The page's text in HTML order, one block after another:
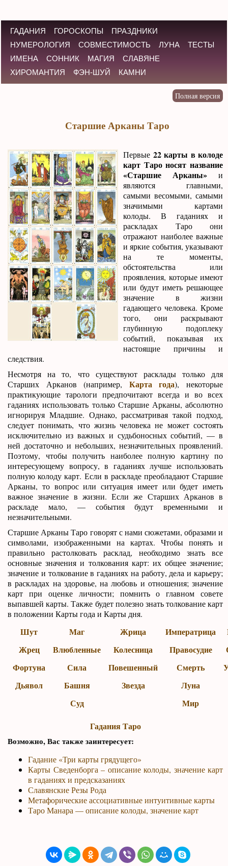
ГАДАНИЯ ГОРОСКОПЫ
ПРАЗДНИКИ
НУМЕРОЛОГИЯ
СОВМЕСТИМОСТЬ ЛУНА
ТЕСТЫ
ИМЕНА
СОННИК МАГИЯ
СЛАВЯНЕ
ХИРОМАНТИЯ
ФЭН-ШУЙ КАМНИ
Старшие Арканы Таро
Первые 22 карты в колоде
карт Таро носят название
«Старшие Арканы» и
являются главными,
самыми весомыми, самыми
значимыми картами
колоды. В гаданиях и
раскладах Таро они
отражают наиболее важные
и яркие события, указывают
на те моменты,
обстоятельства или
проявления, которые имеют
или будут иметь решающее
значение в жизни
гадающего человека. Кроме
того, они раскрывают
глубинную подоплеку
событий, показывая их
настоящие причины и
следствия.
Несмотря на то, что существуют расклады только для
Старших Арканов (например, Карта года), некоторые
практикующие тарологи предпочитают всегда и во всех
гаданиях использовать только Старшие Арканы, абсолютно
игнорируя Младшие. Однако, рассматривая такой подход,
следует понимать, что жизнь человека не может состоять
исключительно из важных и судьбоносных событий, — в
ней достаточно и небольших, незначительных проявлений.
Поэтому, чтобы получить наиболее полную картину по
интересующему вопросу, в гаданиях лучше использовать
полную колоду карт. Если в раскладе преобладают Старшие
Арканы, то вопрос или ситуация имеет или будет иметь
важное значение в жизни. Если же Старших Арканов в
раскладе мало, — события будут временными и
незначительными.
Старшие Арканы Таро говорят с нами сюжетами, образами и
символами, изображенными на картах. Чтобы понять и
правильно растолковать расклад, необходимо знать все
основные значения и толкования карт: их общее значение;
значение и толкование в гаданиях на работу, дела и карьеру;
в раскладах на здоровье, на любовь и отношения; значение
карт при оценке личности; помнить о главном совете
выпавшей карты. Также будет полезно знать толкование карт
в положении Карты года и Карты дня.
Шут Маг Жрица Императрица
Жрец
Влюбленные Колесница Правосудие
Фортуна
Сила Повешенный Смерть
Дьявол
Башня Звезда
Луна
Суд
Мир
Гадания Таро
Возможно, Вас также заинтересует:
Гадание «Три карты грядущего»
Карты Сведенборга – описание колоды, значение карт
в гаданиях и предсказаниях
Славянские Резы Рода
Метафорические ассоциативные интуитивные карты
Таро Манара — описание колоды, значение карт